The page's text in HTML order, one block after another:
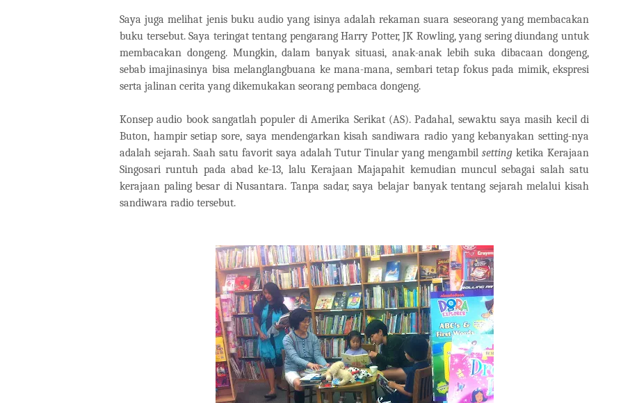
Saya juga melihat jenis buku audio yang isinya adalah rekaman suara seseorang yang membacakan
buku tersebut. Saya teringat tentang pengarang Harry Potter, JK Rowling, yang sering diundang untuk
membacakan dongeng. Mungkin, dalam banyak situasi, anak-anak lebih suka dibacaan dongeng,
sebab imajinasinya bisa melanglangbuana ke mana-mana, sembari tetap fokus pada mimik, ekspresi
serta jalinan cerita yang dikemukakan seorang pembaca dongeng.
Konsep audio book sangatlah populer di Amerika Serikat (AS). Padahal, sewaktu saya masih kecil di
Buton, hampir setiap sore, saya mendengarkan kisah sandiwara radio yang kebanyakan setting-nya
adalah sejarah. Saah satu favorit saya adalah Tutur Tinular yang mengambilsetting ketika Kerajaan
Singosari runtuh pada abad ke-13, lalu Kerajaan Majapahit kemudian muncul sebagai salah satu
kerajaan paling besar di Nusantara. Tanpa sadar, saya belajar banyak tentang sejarah melalui kisah
sandiwara radio tersebut.